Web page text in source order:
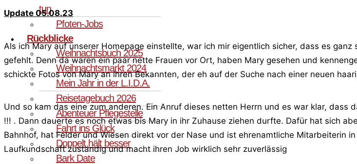
tun
Pfoten-Jobs
Rückblicke
Weihnachtsbuch 2025
Weihnachtsmarkt 2024
Mein Jahr in der L.I.D.A.
Reisetagebuch 2026
Abenteuer Pflegestelle
Fahrt ins Glück
Doppelt hält besser
Bark Date
Update 05.08.23
Als ich Mary auf unserer Homepage einstellte, war ich mir eigentlich sicher, dass es
gefehlt. Denn da waren ein paar nette Frauen vor Ort, haben Mary gesehen und
schickte Fotos von Mary an ihren Bekannten, der eh auf der Suche nach einer neuen
Und so kam das eine zum anderen. Ein Anruf dieses netten Herrn und es war klar,
!!! . Dann dauerte es noch etwas bis Mary in ihr Zuhause ziehen durfte. Dafür hat sich
Bahnhof, hat Felder und Wiesen direkt vor der Nase und ist ehrenamtliche Mitarbeiterin
Laufkundschaft zuständig und macht ihren Job wirklich sehr zuverlässig